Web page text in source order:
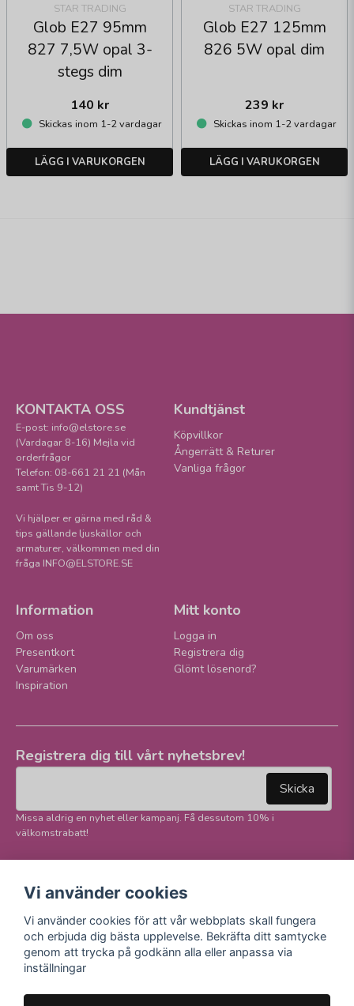
STAR TRADING
Glob E27 95mm
827 7,5W opal 3-
stegs dim
140 kr
Skickas inom 1-2 vardagar
LÄGG I VARUKORGEN
STAR TRADING
Glob E27 125mm
826 5W opal dim
239 kr
Skickas inom 1-2 vardagar
LÄGG I VARUKORGEN
KONTAKTA OSS
E-post: info@elstore.se
(Vardagar 8-16) Mejla vid
orderfrågor
Telefon: 08-661 21 21 (Mån
samt Tis 9-12)
Vi hjälper er gärna med råd &
tips gällande ljuskällor och
armaturer, välkommen med din
fråga INFO@ELSTORE.SE
Kundtjänst
Köpvillkor
Ångerrätt & Returer
Vanliga frågor
Information
Om oss
Presentkort
Varumärken
Inspiration
Mitt konto
Logga in
Registrera dig
Glömt lösenord?
Registrera dig till vårt nyhetsbrev!
Skicka
Missa aldrig en nyhet eller kampanj. Få dessutom 10% i
välkomstrabatt!
sociala medier!
Facebook
Instagram
Youtube
E-handel
Vi använder cookies
Vi använder cookies för att vår webbplats skall fungera
och erbjuda dig bästa upplevelse. Bekräfta ditt samtycke
genom att trycka på godkänn alla eller anpassa via
inställningar